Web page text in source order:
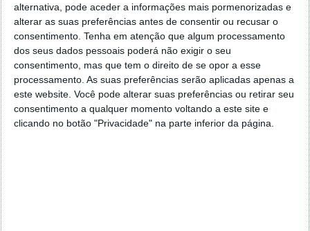
alternativa, pode aceder a informações mais pormenorizadas e
alterar as suas preferências antes de consentir ou recusar o
consentimento. Tenha em atenção que algum processamento
dos seus dados pessoais poderá não exigir o seu
consentimento, mas que tem o direito de se opor a esse
processamento. As suas preferências serão aplicadas apenas a
este website. Você pode alterar suas preferências ou retirar seu
consentimento a qualquer momento voltando a este site e
clicando no botão "Privacidade" na parte inferior da página.
Para utilizadores comuns,dificilmente esta beta
justificará a instalação, sobretudo porque não
existem ainda novidades relevantes identificadas.
Já para programadores e utilizadores que testam
versões antecipadas, a atualização poderá ser
importante para validar compatibilidade e
acompanhar eventuais correções que a Apple vá
adicionando nas próximas compilações.